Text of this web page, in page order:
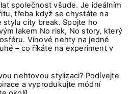
společnost všude. Je ideálním
třeba když se chystáte na
city break. Spojte ho
lakem No risk, No story, který
Vínové nehty na jedné
– co říkáte na experiment v
nehtovou stylizaci? Podívejte
a vyprodukujte módní